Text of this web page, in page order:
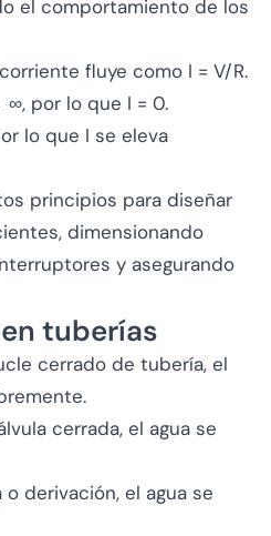
el comportamiento de los
fluye como I = V/R.
∞, por lo que I = 0.
lo que I se eleva
principios para diseñar
dimensionando
y asegurando
tuberías
cerrado de tubería, el
cerrada, el agua se
o derivación, el agua se